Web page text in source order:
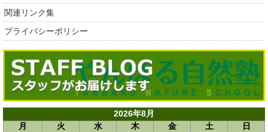
関連リンク集
プライバシーポリシー
2026年8月
月
火 水 木 金 土
日